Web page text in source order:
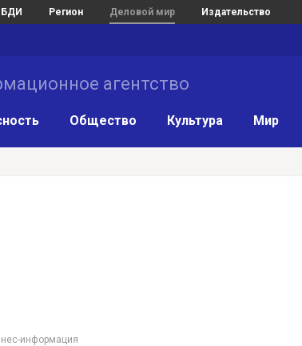
БДИ Регион Деловой мир Издательство
агентство
Общество Культура Мир
информация